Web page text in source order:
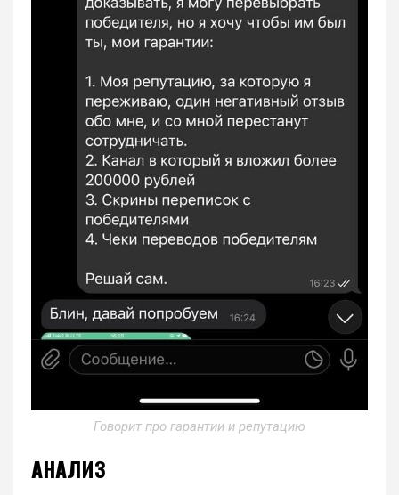
Говорит про гарантии и репутацию
АНАЛИЗ